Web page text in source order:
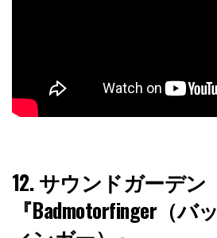
12.サウンドガーデン
『Badmotorfinger（